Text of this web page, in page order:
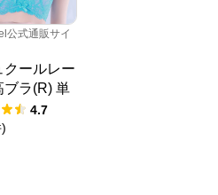
公式通販サイ
クールレー
ブラ(R) 単
ジャー
4.7
)